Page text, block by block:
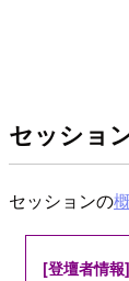
セッショ
セッションの
[登壇者情報]